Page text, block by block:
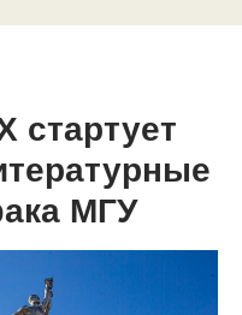
стартует
МГУ